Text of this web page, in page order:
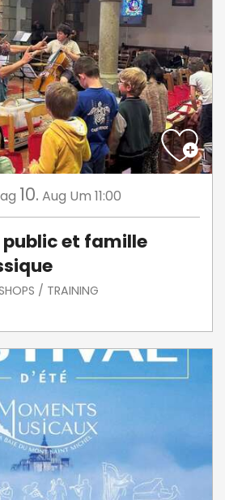
10. Aug Um 11:00
et famille
/ TRAINING